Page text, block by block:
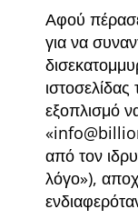
Αφού
για να
εξοπλισμό
από τον
λόγο ),